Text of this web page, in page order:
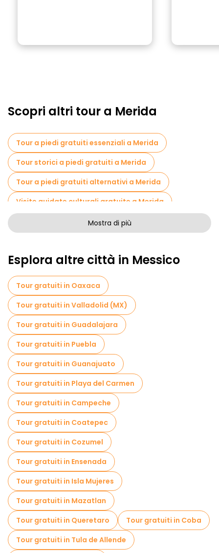
Scopri altri tour a Merida
Tour a piedi gratuiti essenziali a Merida
Tour storici a piedi gratuiti a Merida
Tour a piedi gratuiti alternativi a Merida
Visite guidate culturali gratuite a Merida
Tour a piedi senza arte a Merida
Pub Crawl tour a Merida
Attività sportive a Merida
Visite autoguidate in Merida
Visite gratuite alle leggende e al mistero in Merida
Visite al mercato in Merida
Tour di degustazione locali in Merida
Gite giornaliere gratuite a Merida
Passeggiate notturne gratuite a Merida
Tour in bicicletta a Merida
Tour gastronomici a Merida
Tour gratuiti nelle vicinanze Museo Casa Montejo
Mostra di più
Esplora altre città in Messico
Tour gratuiti in Oaxaca
Tour gratuiti in Valladolid (MX)
Tour gratuiti in Guadalajara
Tour gratuiti in Puebla
Tour gratuiti in Guanajuato
Tour gratuiti in Playa del Carmen
Tour gratuiti in Campeche
Tour gratuiti in Coatepec
Tour gratuiti in Cozumel
Tour gratuiti in Ensenada
Tour gratuiti in Isla Mujeres
Tour gratuiti in Mazatlan
Tour gratuiti in Queretaro
Tour gratuiti in Coba
Tour gratuiti in Tula de Allende